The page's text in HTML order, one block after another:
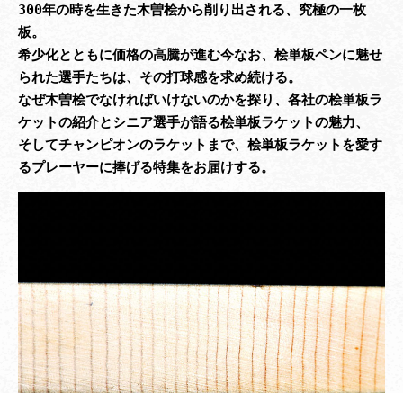
300年の時を生きた木曽桧から削り出される、究極の一枚
板。
希少化とともに価格の高騰が進む今なお、桧単板ペンに魅せ
られた選手たちは、その打球感を求め続ける。
なぜ木曽桧でなければいけないのかを探り、各社の桧単板ラ
ケットの紹介とシニア選手が語る桧単板ラケットの魅力、
そしてチャンピオンのラケットまで、桧単板ラケットを愛す
るプレーヤーに捧げる特集をお届けする。